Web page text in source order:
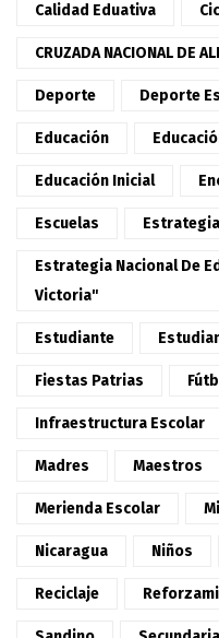
Calidad Eduativa
CRUZADA NACIONAL DE
Deporte Deporte
Educación
Educación Inicial
Escuelas
Estrategia Nacional De
Victoria"
Estudiante
Fiestas Patrias
Infraestructura Escolar
Madres Maestros
Merienda Escolar
Nicaragua Niños
Reciclaje